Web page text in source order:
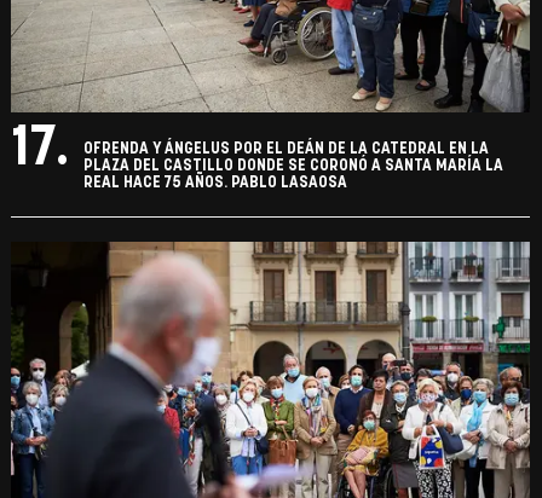
17.
OFRENDA Y ÁNGELUS POR EL DEÁN DE LA CATEDRAL EN LA
PLAZA DEL CASTILLO DONDE SE CORONÓ A SANTA MARÍA LA
REAL HACE 75 AÑOS. PABLO LASAOSA